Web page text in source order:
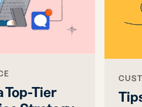
Top-Tier